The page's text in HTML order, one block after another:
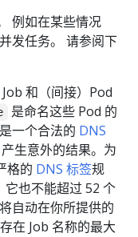
例如在某些情况
发任务。 请参阅下
和（间接）Pod
是命名这些 Pod 的
一个合法的 DNS
生意外的结果。为
格的 DNS 标签规
它也不能超过 52 个
自动在你所提供的
在 Job 名称的最大